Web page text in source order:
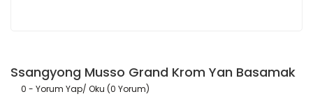
Ssangyong Musso Grand Krom Yan Basamak
0 - Yorum Yap/ Oku (0 Yorum)